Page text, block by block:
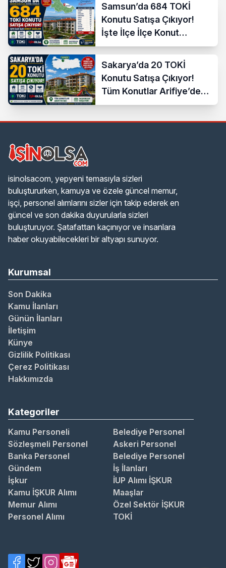
Samsun’da 684 TOKİ
Konutu Satışa Çıkıyor!
İşte İlçe İlçe Konut
Dağılımı
Sakarya’da 20 TOKİ
Konutu Satışa Çıkıyor!
Tüm Konutlar Arifiye’de
Başvuruya Açılıyor
isinolsacom, yepyeni temasıyla sizleri
buluştururken, kamuya ve özele güncel memur,
işçi, personel alımlarını sizler için takip ederek en
güncel ve son dakika duyurularla sizleri
buluşturuyor. Şatafattan kaçınıyor ve insanlara
haber okuyabilecekleri bir altyapı sunuyor.
Kurumsal
Son Dakika
Kamu İlanları
Günün İlanları
İletişim
Künye
Gizlilik Politikası
Çerez Politikası
Hakkımızda
Kategoriler
Kamu Personeli
Belediye Personel
Sözleşmeli Personel
Askeri Personel
Banka Personel
Belediye Personel
Gündem
İş İlanları
İşkur
İUP Alımı İŞKUR
Kamu İŞKUR Alımı
Maaşlar
Memur Alımı
Özel Sektör İŞKUR
Personel Alımı
TOKİ